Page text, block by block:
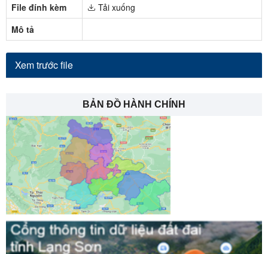
File đính kèm
Tải xuống
Mô tả
Xem trước file
BẢN ĐỒ HÀNH CHÍNH